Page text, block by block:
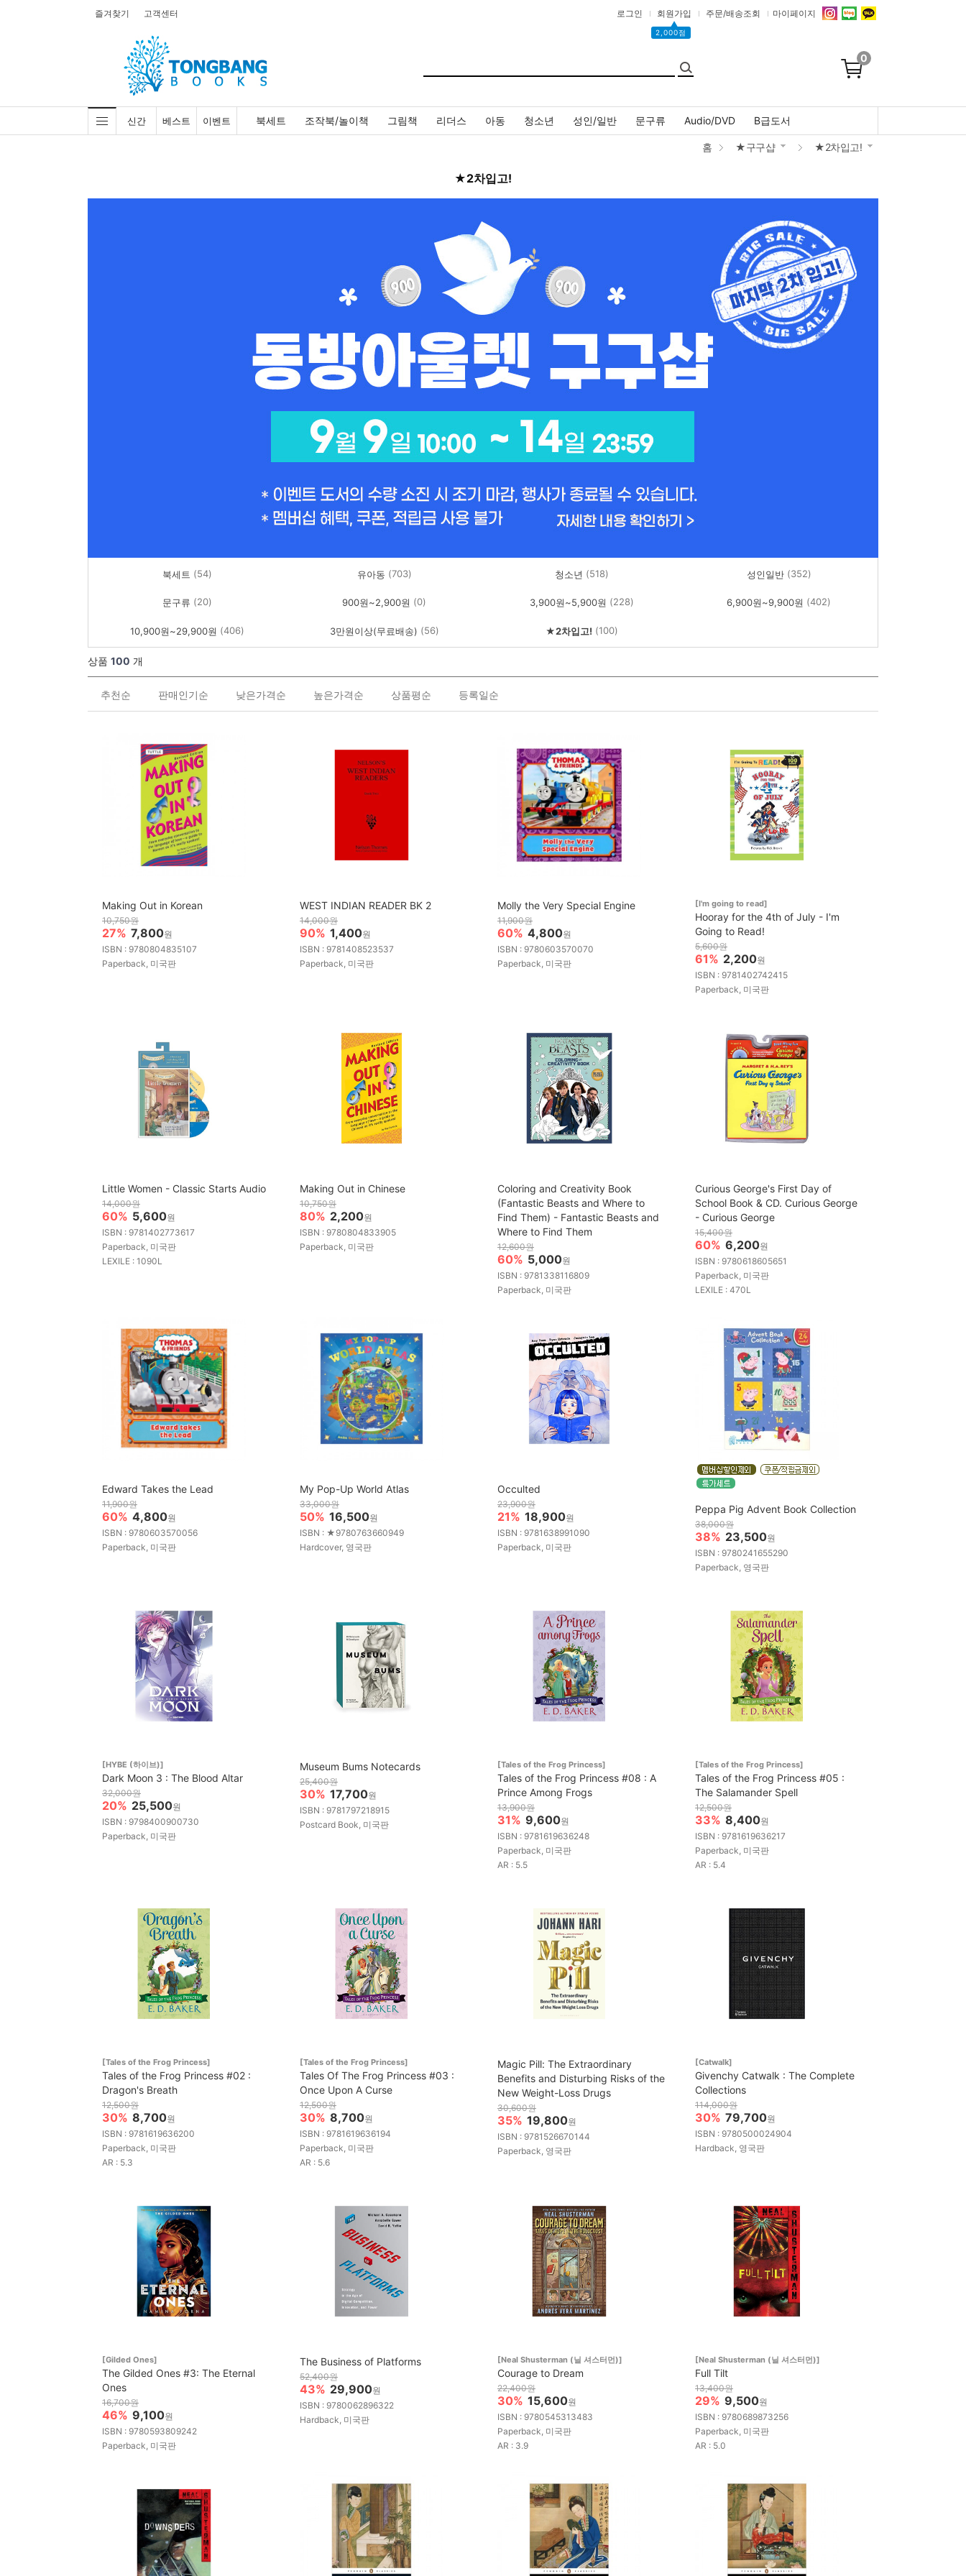
즐겨찾기 고객센터 로그인 회원가입
▲
2,000점
주문/배송조회 마이페이지
0
신간 베스트 이벤트 북세트 조작북/놀이책 그림책 리더스 아동 청소년 성인/일반 문구류 Audio/DVD B급도서
홈 ★구구샵 ★2차입고!
★2차입고!
북세트 (54) 유아동 (703) 청소년 (518) 성인일반 (352)
문구류 (20) 900원~2,900원 (0) 3,900원~5,900원 (228) 6,900원~9,900원 (402)
10,900원~29,900원 (406) 3만원이상(무료배송) (56) ★2차입고! (100)
상품 100 개
추천순 판매인기순 낮은가격순 높은가격순 상품평순 등록일순
Making Out in Korean
10,750원
27% 7,800원
ISBN : 9780804835107
Paperback, 미국판
WEST INDIAN READER BK 2
14,000원
90% 1,400원
ISBN : 9781408523537
Paperback, 미국판
Molly the Very Special Engine
11,900원
60% 4,800원
ISBN : 9780603570070
Paperback, 미국판
[I'm going to read]
Hooray for the 4th of July - I'm
Going to Read!
5,600원
61% 2,200원
ISBN : 9781402742415
Paperback, 미국판
Little Women - Classic Starts Audio
14,000원
60% 5,600원
ISBN : 9781402773617
Paperback, 미국판
LEXILE : 1090L
Making Out in Chinese
10,750원
80% 2,200원
ISBN : 9780804833905
Paperback, 미국판
Coloring and Creativity Book
(Fantastic Beasts and Where to
Find Them) - Fantastic Beasts and
Where to Find Them
12,600원
60% 5,000원
ISBN : 9781338116809
Paperback, 미국판
Curious George's First Day of
School Book & CD. Curious George
- Curious George
15,400원
60% 6,200원
ISBN : 9780618605651
Paperback, 미국판
LEXILE : 470L
Edward Takes the Lead
11,900원
60% 4,800원
ISBN : 9780603570056
Paperback, 미국판
My Pop-Up World Atlas
33,000원
50% 16,500원
ISBN : ★9780763660949
Hardcover, 영국판
Occulted
23,900원
21% 18,900원
ISBN : 9781638991090
Paperback, 미국판
Peppa Pig Advent Book Collection
38,000원
38% 23,500원
ISBN : 9780241655290
Paperback, 영국판
[HYBE (하이브)]
Dark Moon 3 : The Blood Altar
32,000원
20% 25,500원
ISBN : 9798400900730
Paperback, 미국판
Museum Bums Notecards
25,400원
30% 17,700원
ISBN : 9781797218915
Postcard Book, 미국판
[Tales of the Frog Princess]
Tales of the Frog Princess #08 : A
Prince Among Frogs
13,900원
31% 9,600원
ISBN : 9781619636248
Paperback, 미국판
AR : 5.5
[Tales of the Frog Princess]
Tales of the Frog Princess #05 :
The Salamander Spell
12,500원
33% 8,400원
ISBN : 9781619636217
Paperback, 미국판
AR : 5.4
[Tales of the Frog Princess]
Tales of the Frog Princess #02 :
Dragon's Breath
12,500원
30% 8,700원
ISBN : 9781619636200
Paperback, 미국판
AR : 5.3
[Tales of the Frog Princess]
Tales Of The Frog Princess #03 :
Once Upon A Curse
12,500원
30% 8,700원
ISBN : 9781619636194
Paperback, 미국판
AR : 5.6
Magic Pill: The Extraordinary
Benefits and Disturbing Risks of the
New Weight-Loss Drugs
30,600원
35% 19,800원
ISBN : 9781526670144
Paperback, 영국판
[Catwalk]
Givenchy Catwalk : The Complete
Collections
114,000원
30% 79,700원
ISBN : 9780500024904
Hardback, 영국판
[Gilded Ones]
The Gilded Ones #3: The Eternal
Ones
16,700원
46% 9,100원
ISBN : 9780593809242
Paperback, 미국판
The Business of Platforms
52,400원
43% 29,900원
ISBN : 9780062896322
Hardback, 미국판
[Neal Shusterman (닐 셔스터먼)]
Courage to Dream
22,400원
30% 15,600원
ISBN : 9780545313483
Paperback, 미국판
AR : 3.9
[Neal Shusterman (닐 셔스터먼)]
Full Tilt
13,400원
29% 9,500원
ISBN : 9780689873256
Paperback, 미국판
AR : 5.0